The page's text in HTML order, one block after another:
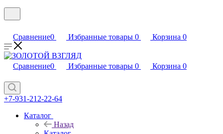
Сравнение0 Избранные товары 0 Корзина 0
Сравнение0 Избранные товары 0 Корзина 0
+7-931-212-22-64
Каталог
Назад